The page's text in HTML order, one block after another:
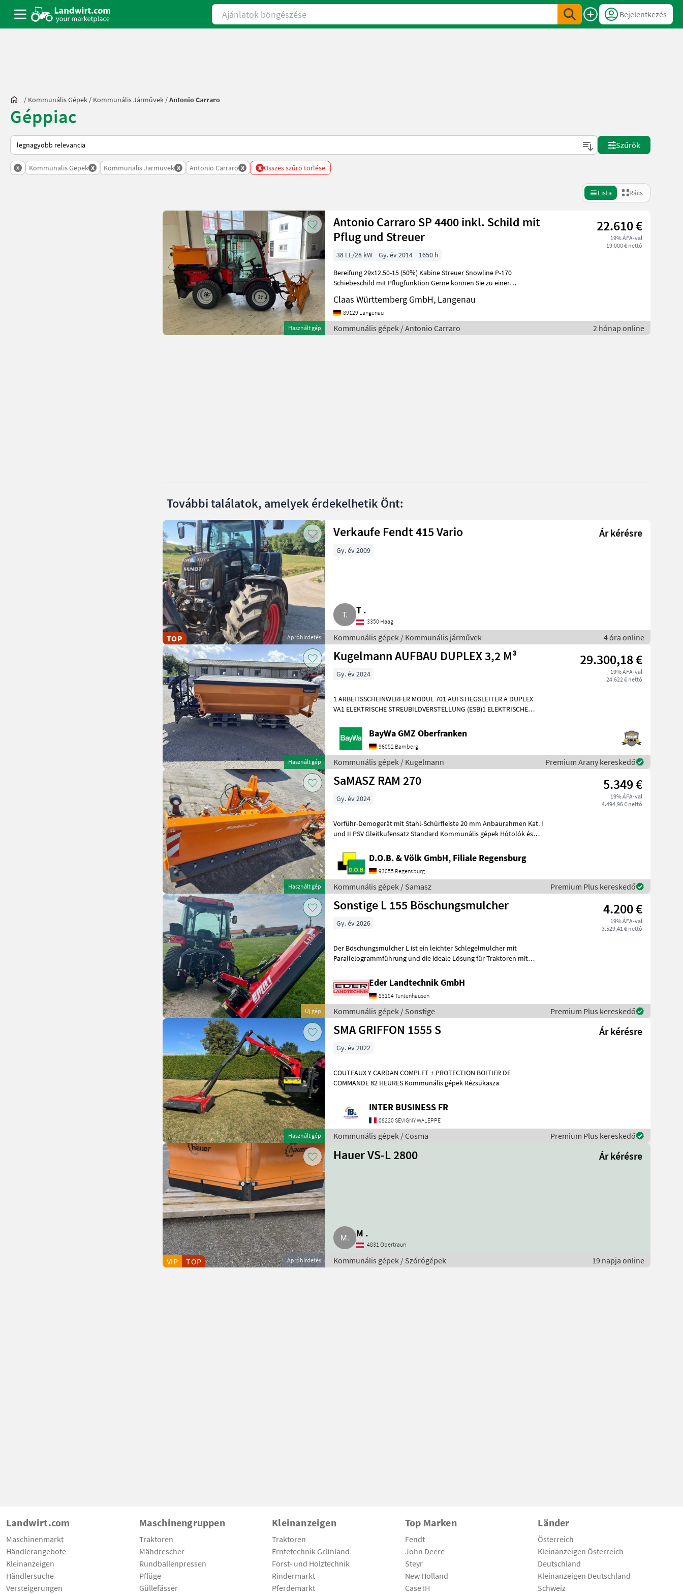
Ajánlatok böngészése
Bejelentkezés
/ Kommunális Gépek / Kommunális Járművek /Antonio Carraro
Géppiac
Így van sorba rendezve a Landwirt.com-on
Szűrők
x Kommunalis Gepek x Kommunalis Jarmuvek x Antonio Carraro x x Összes szűrő törlése
Lista Rács
Használt gép
Antonio Carraro SP 4400 inkl. Schild mit
Pflug und Streuer
22.610 €
19% ÁFA-val
19.000 € nettó
38 LE/28 kW Gy. év 2014
1650 h
Bereifung 29x12.50-15 (50%) Kabine Streuer Snowline P-170
Schiebeschild mit Pflugfunktion Gerne können Sie zu einer
Claas Württemberg GmbH, Langenau
89129 Langenau
Kommunális gépek / Antonio Carraro 2 hónap online
További találatok, amelyek érdekelhetik Önt:
Apróhirdetés
TOP
Verkaufe Fendt 415 Vario Ár kérésre
Gy. év 2009
T .
3350 Haag
Kommunális gépek / Kommunális járművek 4 óra online
Használt gép
Kugelmann AUFBAU DUPLEX 3,2 M³ 29.300,18 €
19% ÁFA-val
24.622 € nettó
Gy. év 2024
1 ARBEITSSCHEINWERFER MODUL 701 AUFSTIEGSLEITER A DUPLEX
VA1 ELEKTRISCHE STREUBILDVERSTELLUNG (ESB)1 ELEKTRISCHE
BayWa GMZ Oberfranken
96052 Bamberg
Kommunális gépek / Kugelmann Premium Arany kereskedő
Használt gép
SaMASZ RAM 270 5.349 €
19% ÁFA-val
4.494,96 € nettó
Gy. év 2024
Vorführ-Demogerät mit Stahl-Schürfleiste 20 mm Anbaurahmen Kat. I
und II PSV Gleitkufensatz Standard Kommunális gépek Hótolók és
D.O.B. & Völk GmbH, Filiale Regensburg
93055 Regensburg
Kommunális gépek / Samasz Premium Plus kereskedő
Új gép
Sonstige L 155 Böschungsmulcher 4.200 €
19% ÁFA-val
3.529,41 € nettó
Gy. év 2026
Der Böschungsmulcher L ist ein leichter Schlegelmulcher mit
Parallelogrammführung und die ideale Lösung für Traktoren mit
Eder Landtechnik GmbH
83104 Tuntenhausen
Kommunális gépek / Sonstige Premium Plus kereskedő
Használt gép
SMA GRIFFON 1555 S Ár kérésre
Gy. év 2022
COUTEAUX Y CARDAN COMPLET + PROTECTION BOITIER DE
COMMANDE 82 HEURES Kommunális gépek Rézsűkasza
INTER BUSINESS FR
08220 SEVIGNY WALEPPE
Kommunális gépek / Cosma Premium Plus kereskedő
Apróhirdetés
VIP TOP
Hauer VS-L 2800 Ár kérésre
M .
4831 Obertraun
Kommunális gépek / Szórógépek 19 napja online
Landwirt.com
Maschinenmarkt
Händlerangebote
Kleinanzeigen
Händlersuche
Versteigerungen
Maschinengruppen
Traktoren
Mähdrescher
Rundballenpressen
Pflüge
Güllefässer
Kleinanzeigen
Traktoren
Erntetechnik Grünland
Forst- und Holztechnik
Rindermarkt
Pferdemarkt
Top Marken
Fendt
John Deere
Steyr
New Holland
Case IH
Länder
Österreich
Kleinanzeigen Österreich
Deutschland
Kleinanzeigen Deutschland
Schweiz